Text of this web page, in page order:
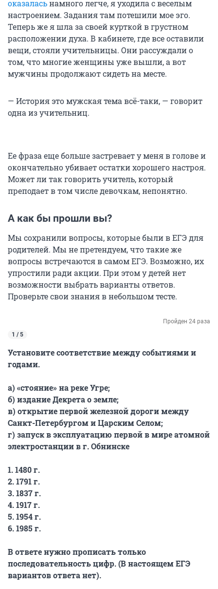
оказаласьнамного легче, я уходила с веселым
настроением. Задания там потешили мое эго.
Теперь же я шла за своей курткой в грустном
расположении духа. В кабинете, где все оставили
вещи, стояли учительницы. Они рассуждали о
том, что многие женщины уже вышли, а вот
мужчины продолжают сидеть на месте.
— История это мужская тема всё-таки, — говорит
одна из учительниц.
Ее фраза еще больше застревает у меня в голове и
окончательно убивает остатки хорошего настроя.
Может ли так говорить учитель, который
преподает в том числе девочкам, непонятно.
А как бы прошли вы?
Мы сохранили вопросы, которые были в ЕГЭ для
родителей. Мы не претендуем, что такие же
вопросы встречаются в самом ЕГЭ. Возможно, их
упростили ради акции. При этом у детей нет
возможности выбрать варианты ответов.
Проверьте свои знания в небольшом тесте.
Пройден 24 раза
1 / 5
Установите соответствие между событиями и
годами.
а) «стояние» на реке Угре;
б) издание Декрета о земле;
в) открытие первой железной дороги между
Санкт-Петербургом и Царским Селом;
г) запуск в эксплуатацию первой в мире атомной
электростанции в г. Обнинске
1. 1480 г.
2. 1791 г.
3. 1837 г.
4. 1917 г.
5. 1954 г.
6. 1985 г.
В ответе нужно прописать только
последовательность цифр. (В настоящем ЕГЭ
вариантов ответа нет).